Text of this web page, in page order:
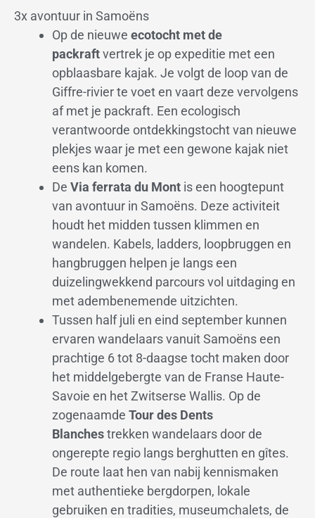
3x avontuur in Samoëns
Op de nieuwe ecotocht met de
packraftvertrek je op expeditie met een
opblaasbare kajak. Je volgt de loop van de
Giffre-rivier te voet en vaart deze vervolgens
af met je packraft. Een ecologisch
verantwoorde ontdekkingstocht van nieuwe
plekjes waar je met een gewone kajak niet
eens kan komen.
De Via ferrata du Mont is een hoogtepunt
van avontuur in Samoëns. Deze activiteit
houdt het midden tussen klimmen en
wandelen. Kabels, ladders, loopbruggen en
hangbruggen helpen je langs een
duizelingwekkend parcours vol uitdaging en
met adembenemende uitzichten.
Tussen half juli en eind september kunnen
ervaren wandelaars vanuit Samoëns een
prachtige 6 tot 8-daagse tocht maken door
het middelgebergte van de Franse Haute-
Savoie en het Zwitserse Wallis. Op de
zogenaamde Tour des Dents
Blanchestrekken wandelaars door de
ongerepte regio langs berghutten en gîtes.
De route laat hen van nabij kennismaken
met authentieke bergdorpen, lokale
gebruiken en tradities, museumchalets, de